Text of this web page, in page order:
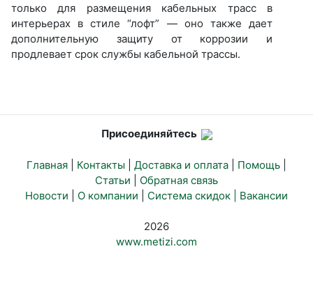
только для размещения кабельных трасс в
интерьерах в стиле “лофт” — оно также дает
дополнительную защиту от коррозии и
продлевает срок службы кабельной трассы.
Присоединяйтесь
Главная Контакты Доставка и оплата Помощь
Статьи
Обратная связь
Новости
О компании Система скидок | Вакансии
2026
www.metizi.com